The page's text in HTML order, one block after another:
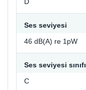
D
Ses seviyesi
46 dB(A) re 1pW
Ses seviyesi sınıfı
C